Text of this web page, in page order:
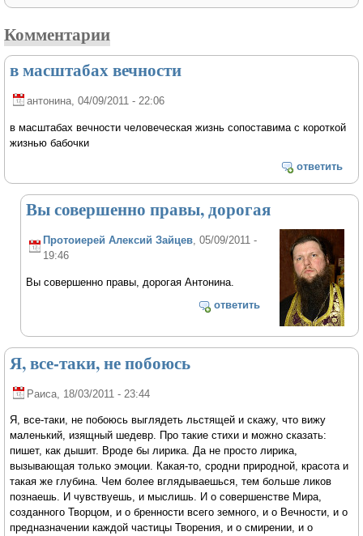
Комментарии
в масштабах вечности
антонина, 04/09/2011 - 22:06
в масштабах вечности человеческая жизнь сопоставима с короткой
жизнью бабочки
ответить
Вы совершенно правы, дорогая
Протоиерей Алексий Зайцев , 05/09/2011 -
19:46
Вы совершенно правы, дорогая Антонина.
ответить
Я, все-таки, не побоюсь
Раиса , 18/03/2011 - 23:44
Я, все-таки, не побоюсь выглядеть льстящей и скажу, что вижу
маленький, изящный шедевр. Про такие стихи и можно сказать:
пишет, как дышит. Вроде бы лирика. Да не просто лирика,
вызывающая только эмоции. Какая-то, сродни природной, красота и
такая же глубина. Чем более вглядываешься, тем больше ликов
познаешь. И чувствуешь, и мыслишь. И о совершенстве Мира,
созданного Творцом, и о бренности всего земного, и о Вечности, и о
предназначении каждой частицы Творения, и о смирении, и о